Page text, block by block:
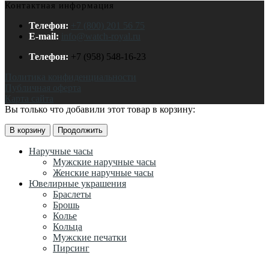
Контактная информация
Телефон:
+7 (800) 201 56 75
E-mail:
Телефон: +7 (958) 548-16-23
Карта сайта
Вы только что добавили этот товар в корзину:
В корзину Продолжить
Наручные часы
Мужские наручные часы
Женские наручные часы
Ювелирные украшения
Браслеты
Брошь
Колье
Кольца
Мужские печатки
Пирсинг